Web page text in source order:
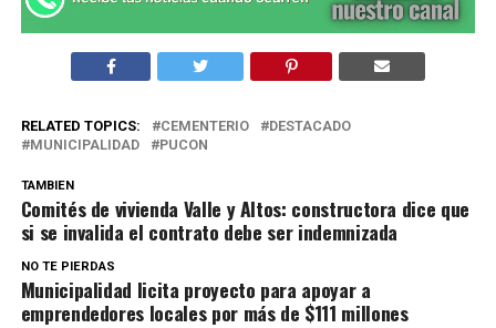
RELATED TOPICS: CEMENTERIO
DESTACADO
MUNICIPALIDAD
PUCON
TAMBIEN
Comités de vivienda Valle y Altos: constructora dice que
si se invalida el contrato debe ser indemnizada
NO TE PIERDAS
Municipalidad licita proyecto para apoyar a
emprendedores locales por más de $111 millones